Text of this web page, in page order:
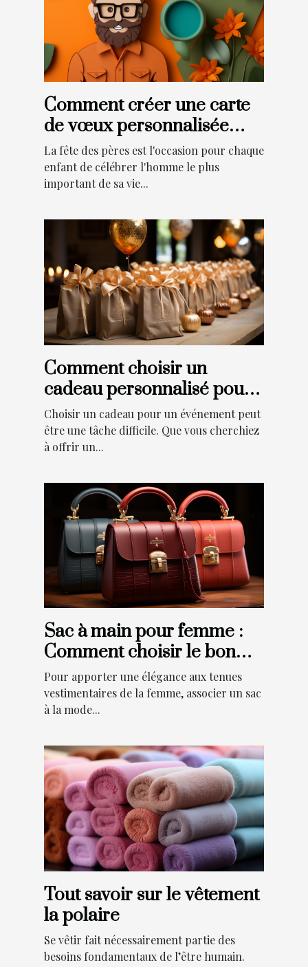
Comment créer une carte
de vœux personnalisée
pour la fête des pères ?
La fête des pères est l'occasion pour chaque
enfant de célébrer l'homme le plus
important de sa vie...
Comment choisir un
cadeau personnalisé pour
un événement ?
Choisir un cadeau pour un événement peut
être une tâche difficile. Que vous cherchiez
à offrir un...
Sac à main pour femme :
Comment choisir le bon
modèle pour votre
élégance ?
Pour apporter une élégance aux tenues
vestimentaires de la femme, associer un sac
à la mode...
Tout savoir sur le vêtement
la polaire
Se vêtir fait nécessairement partie des
besoins fondamentaux de l’être humain.